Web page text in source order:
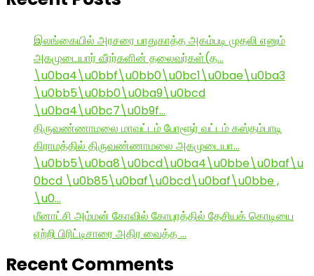
இலங்கையில் அரசரை பாதுகாத்த அகம்படி முதலி எனும்
அகமுடையார் வீரர்களின் தலைவர்கள்(த…
\u0ba4\u0bbf\u0bb0\u0bc1\u0bae\u0ba3
\u0bb5\u0bb0\u0ba9\u0bcd
\u0ba4\u0bc7\u0b9f…
திருவண்ணாமலை மாவட்டம் போளூர் வட்டம் கஸ்தம்பாடி
கிராமத்தில் திருவண்ணாமலை அகமுடையா…
\u0bb5\u0ba8\u0bcd\u0ba4\u0bbe\u0baf\u
0bcd \u0b85\u0baf\u0bcd\u0baf\u0bbe ,
\u0…
மீனாட்சி அம்மன் கோவில் கோபுரத்தில் தேசியக் கொடியை
ஏற்றி பிரிட்டிசாரை அதிர வைத்த …
Recent Comments